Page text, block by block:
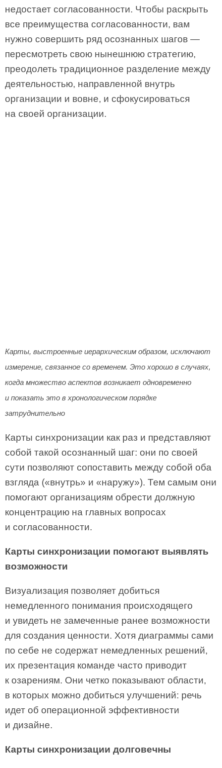
недостает согласованности. Чтобы раскрыть
все преимущества согласованности, вам
нужно совершить ряд осознанных шагов —
пересмотреть свою нынешнюю стратегию,
преодолеть традиционное разделение между
деятельностью, направленной внутрь
организации и вовне, и сфокусироваться
на своей организации.
Карты, выстроенные иерархическим образом, исключают
измерение, связанное со временем. Это хорошо в случаях,
когда множество аспектов возникает одновременно
и показать это в хронологическом порядке
затруднительно
Карты синхронизации как раз и представляют
собой такой осознанный шаг: они по своей
сути позволяют сопоставить между собой оба
взгляда («внутрь» и «наружу»). Тем самым они
помогают организациям обрести должную
концентрацию на главных вопросах
и согласованности.
Карты синхронизации помогают выявлять
возможности
Визуализация позволяет добиться
немедленного понимания происходящего
и увидеть не замеченные ранее возможности
для создания ценности. Хотя диаграммы сами
по себе не содержат немедленных решений,
их презентация команде часто приводит
к озарениям. Они четко показывают области,
в которых можно добиться улучшений: речь
идет об операционной эффективности
и дизайне.
Карты синхронизации долговечны